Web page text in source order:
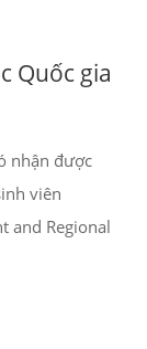
Quốc gia
nhận được
viên
and Regional